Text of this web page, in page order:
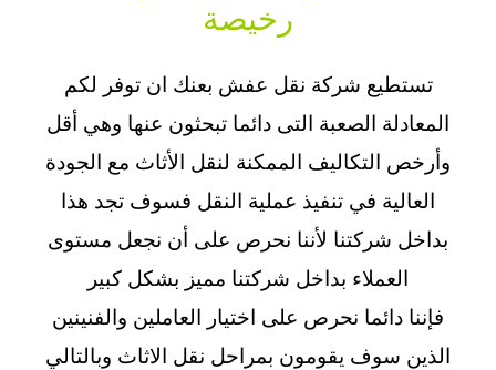
رخيصة
تستطيع شركة نقل عفش بعنك ان توفر لكم
المعادلة الصعبة التى دائما تبحثون عنها وهي أقل
وأرخص التكاليف الممكنة لنقل الأثاث مع الجودة
العالية في تنفيذ عملية النقل فسوف تجد هذا
بداخل شركتنا لأننا نحرص على أن نجعل مستوى
العملاء بداخل شركتنا مميز بشكل كبير
فإننا دائما نحرص على اختيار العاملين والفنينين
الذين سوف يقومون بمراحل نقل الاثاث وبالتالي